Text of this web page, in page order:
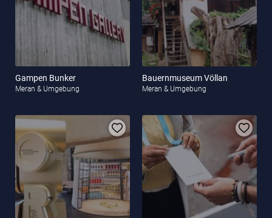
Gampen Bunker
Meran & Umgebung
Bauernmuseum Völlan
Meran & Umgebung